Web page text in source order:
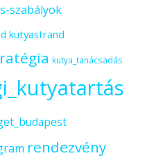
szabályok
kutyastrand
kutya_tanácsadás
rendezvény